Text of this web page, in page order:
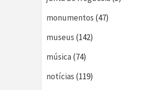
monumentos (47)
museus (142)
música(74)
notícias (119)